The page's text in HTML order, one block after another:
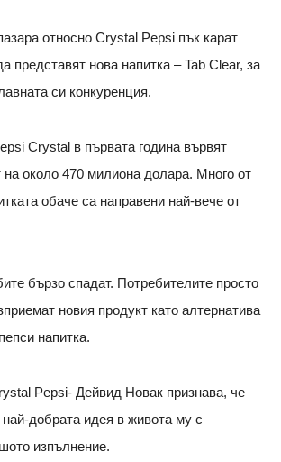
относно Crystal Pepsi пък карат
представят нова напитка – Tab Clear, за
си конкуренция.
Crystal в първата година вървят
на около 470 милиона долара. Много от
обаче са направени най-вече от
бързо спадат. Потребителите просто
новия продукт като алтернатива
напитка.
Pepsi- Дейвид Новак признава, че
най-добрата идея в живота му с
изпълнение.